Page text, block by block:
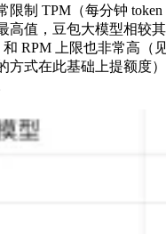
限制 TPM（每分钟
高值，豆包大模型相较
RPM 上限也非常高（
方式在此基础上提额度